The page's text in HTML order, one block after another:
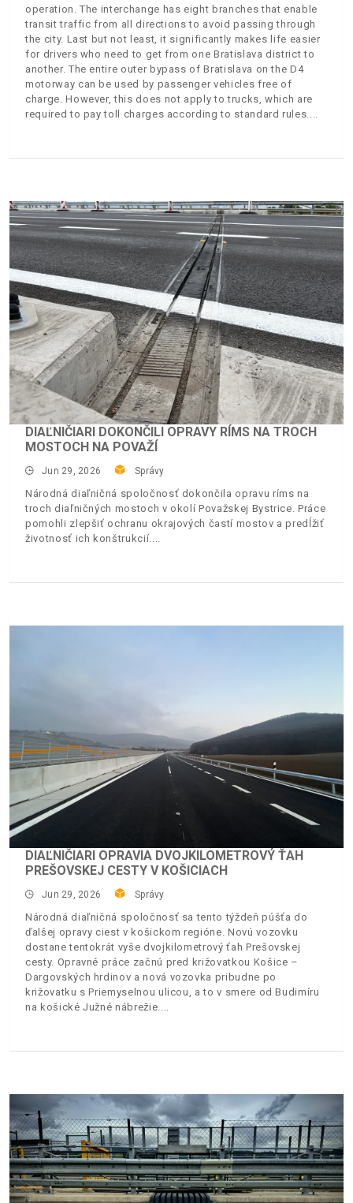
operation. The interchange has eight branches that enable
transit traffic from all directions to avoid passing through
the city. Last but not least, it significantly makes life easier
for drivers who need to get from one Bratislava district to
another. The entire outer bypass of Bratislava on the D4
motorway can be used by passenger vehicles free of
charge. However, this does not apply to trucks, which are
required to pay toll charges according to standard rules.
DIAĽNIČIARI DOKONČILI OPRAVY RÍMS NA TROCH
MOSTOCH NA POVAŽÍ
Jun 29, 2026 Správy
Národná diaľničná spoločnosť dokončila opravu ríms na
troch diaľničných mostoch v okolí Považskej Bystrice. Práce
pomohli zlepšiť ochranu okrajových častí mostov a predĺžiť
životnosť ich konštrukcií.
DIAĽNIČIARI OPRAVIA DVOJKILOMETROVÝ ŤAH
PREŠOVSKEJ CESTY V KOŠICIACH
Jun 29, 2026 Správy
Národná diaľničná spoločnosť sa tento týždeň púšťa do
ďalšej opravy ciest v košickom regióne. Novú vozovku
dostane tentokrát vyše dvojkilometrový ťah Prešovskej
cesty. Opravné práce začnú pred križovatkou Košice –
Dargovských hrdinov a nová vozovka pribudne po
križovatku s Priemyselnou ulicou, a to v smere od Budimíru
na košické Južné nábrežie.